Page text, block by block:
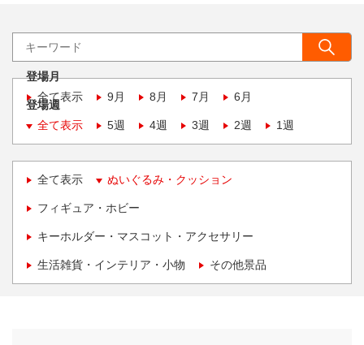
登場月
全て表示
9月 8月 7月 6月
登場週
全て表示
5週 4週 3週 2週 1週
全て表示 ぬいぐるみ・クッション
フィギュア・ホビー
キーホルダー・マスコット・アクセサリー
生活雑貨・インテリア・小物 その他景品